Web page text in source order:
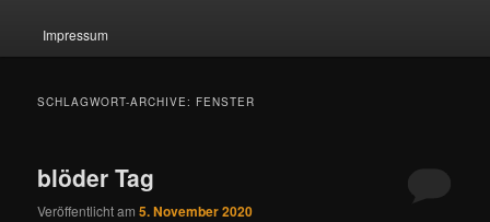
Impressum
SCHLAGWORT-ARCHIVE: FENSTER
blöder Tag
Veröffentlicht am5. November 2020